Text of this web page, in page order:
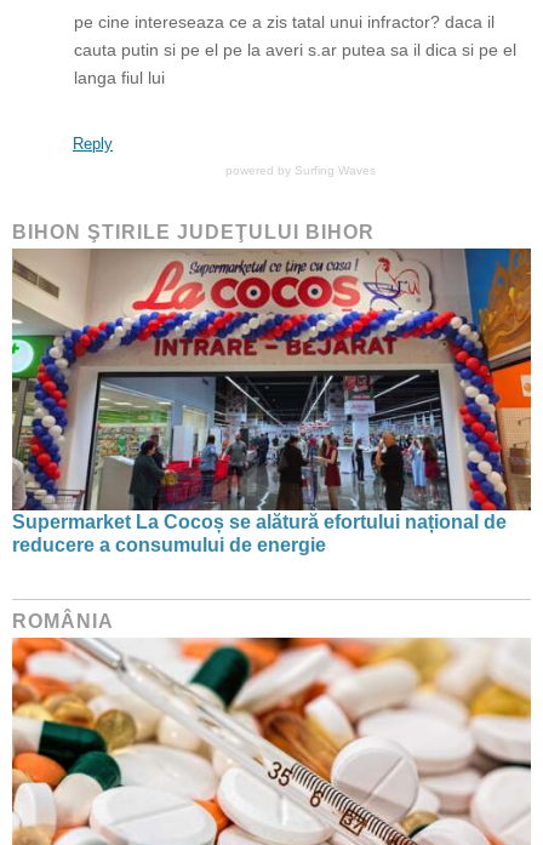
pe cine intereseaza ce a zis tatal unui infractor? daca il
cauta putin si pe el pe la averi s.ar putea sa il dica si pe el
langa fiul lui
Reply
powered by Surfing Waves
BIHON ŞTIRILE JUDEŢULUI BIHOR
Supermarket La Cocoș se alătură efortului național de
reducere a consumului de energie
ROMÂNIA